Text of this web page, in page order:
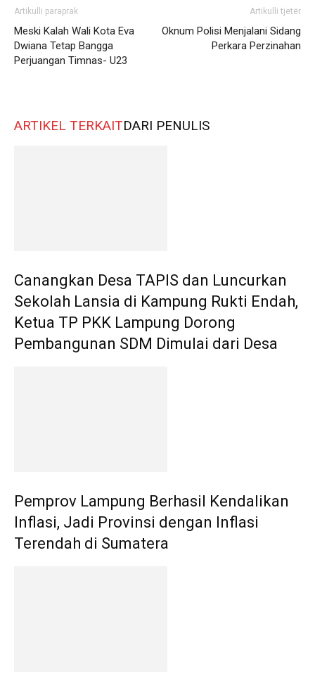
Artikulli paraprak
Meski Kalah Wali Kota Eva
Dwiana Tetap Bangga
Perjuangan Timnas- U23
Artikulli tjetër
Oknum Polisi Menjalani Sidang
Perkara Perzinahan
ARTIKEL TERKAITDARI PENULIS
Canangkan Desa TAPIS dan Luncurkan
Sekolah Lansia di Kampung Rukti Endah,
Ketua TP PKK Lampung Dorong
Pembangunan SDM Dimulai dari Desa
Pemprov Lampung Berhasil Kendalikan
Inflasi, Jadi Provinsi dengan Inflasi
Terendah di Sumatera